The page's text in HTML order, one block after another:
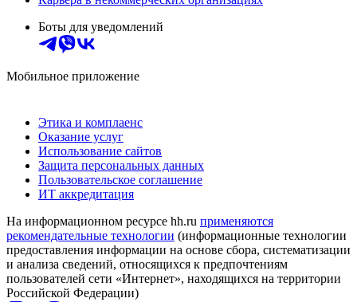
Боты для уведомлений
Мобильное приложение
Этика и комплаенс
Оказание услуг
Использование сайтов
Защита персональных данных
Пользовательское соглашение
ИТ аккредитация
На информационном ресурсе hh.ru применяются
рекомендательные технологии (информационные технологии
предоставления информации на основе сбора, систематизации
и анализа сведений, относящихся к предпочтениям
пользователей сети «Интернет», находящихся на территории
Российской Федерации)